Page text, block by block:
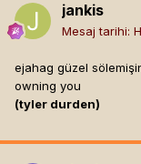
jankis
Mesaj tarihi:
ejahag güzel
owning you
(tyler durden)